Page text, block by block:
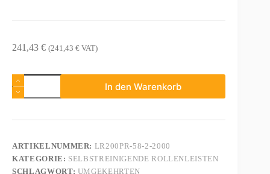
241,43 € (241,43 € VAT)
Selbstreinigende
Rollenleiste
Typ
–
ø28mm,
umgekehrtes
Profil
In den Warenkorb
ARTIKELNUMMER: LR200PR-58-2-2000
KATEGORIE: SELBSTREINIGENDE ROLLENLEISTEN
SCHLAGWORT: UMGEKEHRTEN